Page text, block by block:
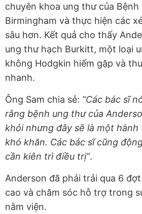
chuyên khoa ung thư của
Birmingham và thực hiện các
sâu hơn. Kết quả cho thấy
ung thư hạch Burkitt, một loại
không Hodgkin hiếm gặp và
nhanh.
Ông Sam chia sẻ: “Các bác sĩ
rằng bệnh ung thư của
khỏi nhưng đây sẽ là một
khó khăn. Các bác sĩ cũng
cần kiên trì điều trị”.
Anderson đã phải trải qua 6
cao và chăm sóc hỗ trợ trong
nằm viện.